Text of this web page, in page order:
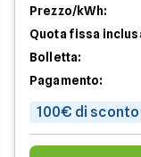
Prezzo/kWh:
Quota fissa
Bolletta:
Pagamento:
100€ di sconto